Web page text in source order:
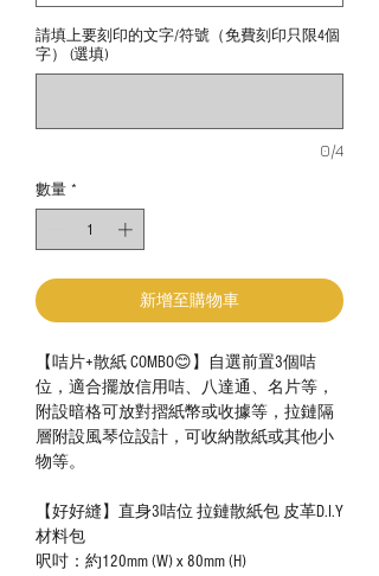
請填上要刻印的文字/符號（免費刻印只限4個
字） (選填)
0/4
數量 *
新增至購物車
【咭片+散紙 COMBO😊】自選前置3個咭
位，適合擺放信用咭、八達通、名片等，
附設暗格可放對摺紙幣或收據等，拉鏈隔
層附設風琴位設計，可收納散紙或其他小
物等。
【好好縫】直身3咭位 拉鏈散紙包 皮革D.I.Y
材料包
呎吋：約120mm (W) x 80mm (H)